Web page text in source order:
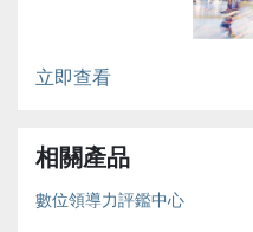
立即查看
相關產品
數位領導力評鑑中心